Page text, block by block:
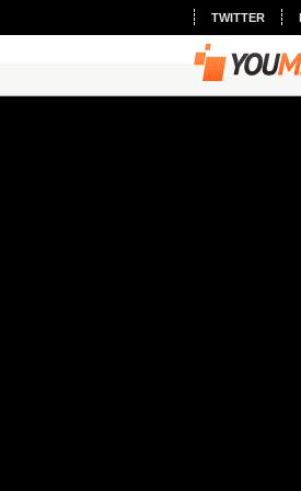
TWITTER